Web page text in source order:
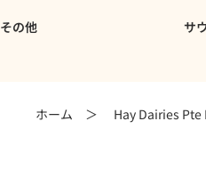
その他 サ
ホーム ＞ Hay Dairies